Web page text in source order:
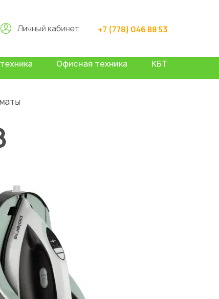
Личный кабинет +7 (778) 046 88 53
Офисная техника КБТ